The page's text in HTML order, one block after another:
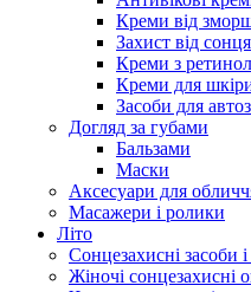
Креми від
Захист від сонця
Креми з
Креми для
Засоби для
Догляд за губами
Бальзами
Маски
Аксесуари для
Масажери і ролики
Літо
Сонцезахисні засоби і
Жіночі сонцезахисні